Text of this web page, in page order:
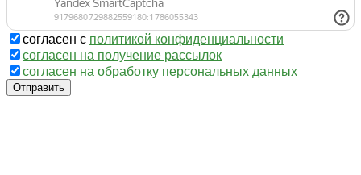
согласен с политикой конфиденциальности
согласен на получение рассылок
согласен на обработку персональных данных
Отправить